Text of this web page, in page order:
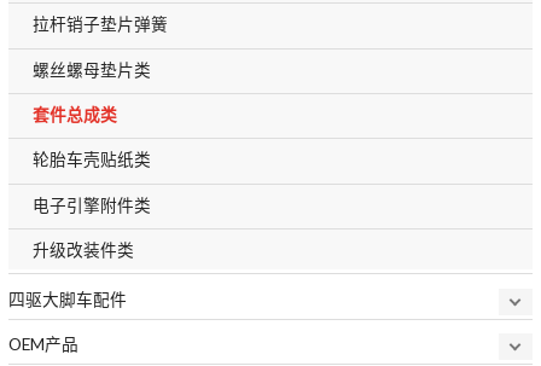
拉杆销子垫片弹簧
螺丝螺母垫片类
套件总成类
轮胎车壳贴纸类
电子引擎附件类
升级改装件类
四驱大脚车配件
OEM产品